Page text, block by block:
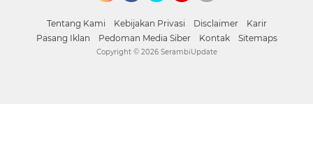
Tentang Kami Kebijakan Privasi Disclaimer
Karir
Pasang Iklan
Pedoman Media Siber Kontak Sitemaps
Copyright © 2026 SerambiUpdate